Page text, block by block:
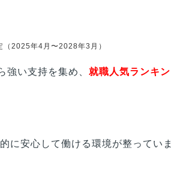
（2025年4月〜2028年3月）
い支持を集め、 就職人気ランキ
に安心して働ける環境が整っていま